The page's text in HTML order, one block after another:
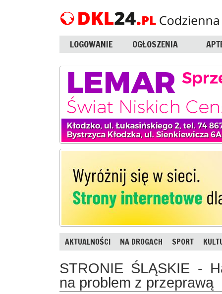
LOGOWANIE OGŁOSZENIA
AKTUALNOŚCI NA DROGACH SPORT
STRONIE ŚLĄSKIE -
na problem z przeprawą